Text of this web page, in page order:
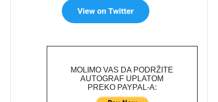
MOLIMO VAS DA PODRŽITE
AUTOGRAF UPLATOM
PREKO PAYPAL-A: